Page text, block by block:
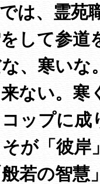
は、霊苑
して参
、寒いな
ない。寒
ップに成
が「彼岸
若の智慧